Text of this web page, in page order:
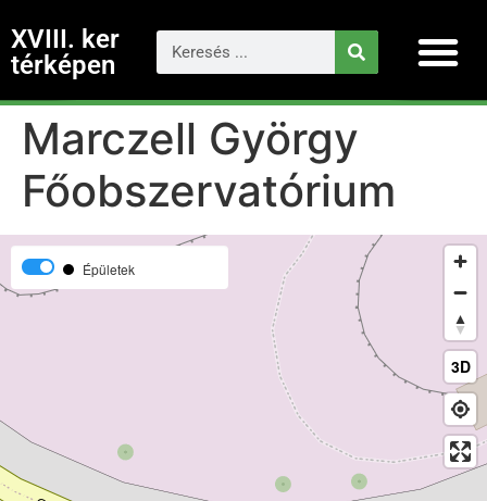
XVIII. ker
térképen
Marczell György
Főobszervatórium
Épületek